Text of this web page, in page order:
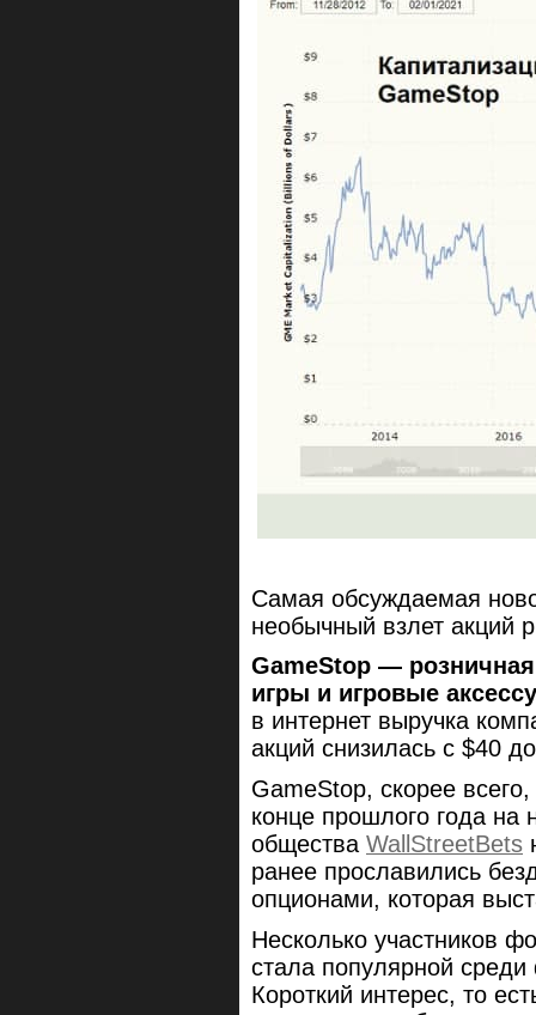
Самая обсуждаемая
необычный взлет акций
GameStop —
игры и игровые
в интернет выручка
акций снизилась с $40
GameStop, скорее
конце прошлого года на
общества WallStreetBets
ранее прославились
опционами, которая
Несколько участников
стала популярной
Короткий интерес, то